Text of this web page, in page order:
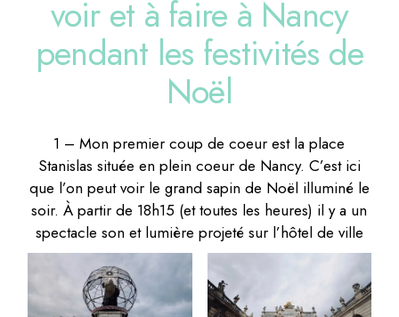
voir et à faire à Nancy
pendant les festivités de
Noël
1 – Mon premier coup de coeur est la place
Stanislas située en plein coeur de Nancy. C’est ici
que l’on peut voir le grand sapin de Noël illuminé le
soir. À partir de 18h15 (et toutes les heures) il y a un
spectacle son et lumière projeté sur l’hôtel de ville